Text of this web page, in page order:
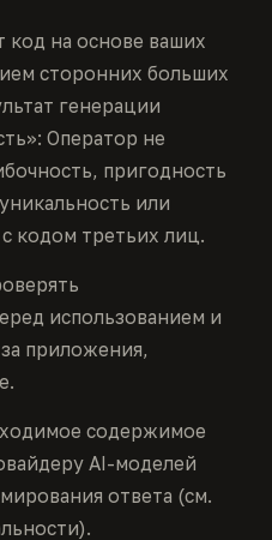
код на основе ваших
сторонних больших
генерации
Оператор не
пригодность
или
кодом третьих лиц.
использованием и
приложения,
содержимое
AI-моделей
ответа (см.